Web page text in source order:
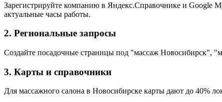
Зарегистрируйте компанию в Яндекс.Справочнике и Google
актуальные часы работы.
2. Региональные запросы
Создайте посадочные страницы под "массаж Новосибирск",
3. Карты и справочники
Для массажного салона в Новосибирске карты дают до 40%